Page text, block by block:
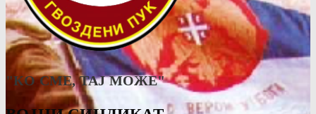
"КО СМЕ, ТАJ МОЖЕ"